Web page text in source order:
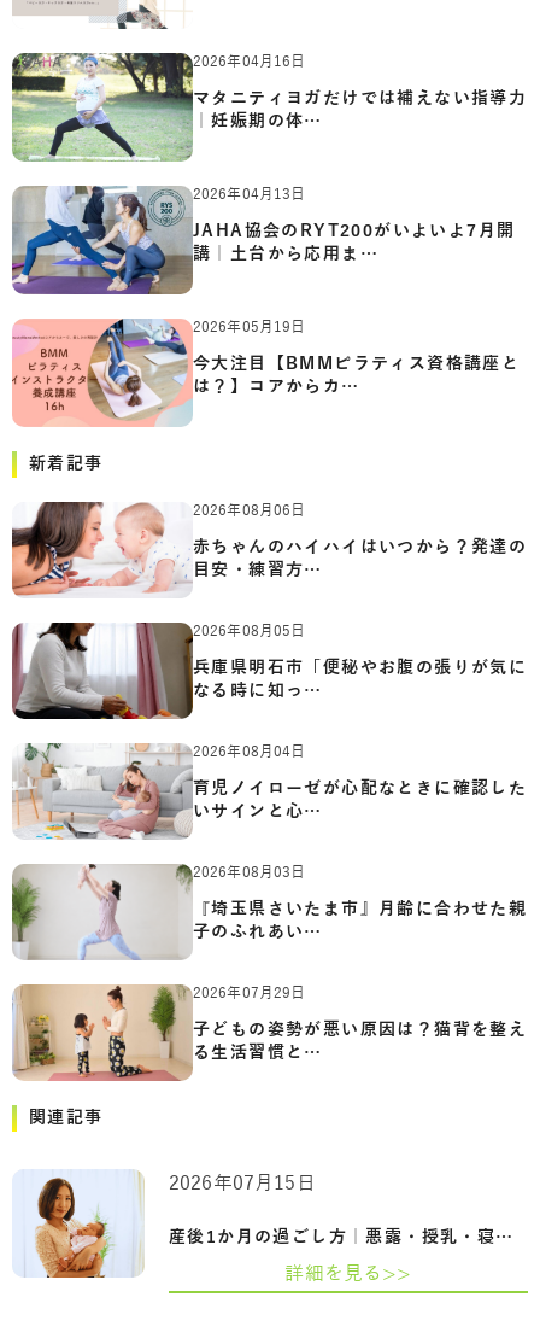
2026年04月16日
マタニティヨガだけでは補えない指導力
｜妊娠期の体…
2026年04月13日
JAHA協会のRYT200がいよいよ7月開
講｜土台から応用ま…
2026年05月19日
今大注目【BMMピラティス資格講座と
は？】コアからカ…
新着記事
2026年08月06日
赤ちゃんのハイハイはいつから？発達の
目安・練習方…
2026年08月05日
兵庫県明石市「便秘やお腹の張りが気に
なる時に知っ…
2026年08月04日
育児ノイローゼが心配なときに確認した
いサインと心…
2026年08月03日
『埼玉県さいたま市』月齢に合わせた親
子のふれあい…
2026年07月29日
子どもの姿勢が悪い原因は？猫背を整え
る生活習慣と…
関連記事
産後1か月の過ごし方｜悪露・授乳・寝不足…
2026年07月15日
詳細を見る>>